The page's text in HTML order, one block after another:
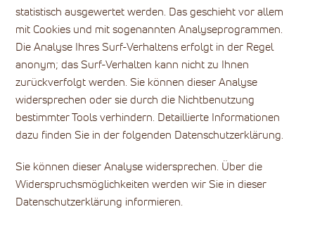
statistisch ausgewertet werden. Das geschieht vor allem
mit Cookies und mit sogenannten Analyseprogrammen.
Die Analyse Ihres Surf-Verhaltens erfolgt in der Regel
anonym; das Surf-Verhalten kann nicht zu Ihnen
zurückverfolgt werden. Sie können dieser Analyse
widersprechen oder sie durch die Nichtbenutzung
bestimmter Tools verhindern. Detaillierte Informationen
dazu finden Sie in der folgenden Datenschutzerklärung.
Sie können dieser Analyse widersprechen. Über die
Widerspruchsmöglichkeiten werden wir Sie in dieser
Datenschutzerklärung informieren.